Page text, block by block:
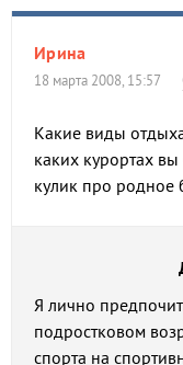
Ирина
18 марта 2008, 15:57
Какие виды
каких курортах
кулик про родное
Я лично
подростковом
спорта на